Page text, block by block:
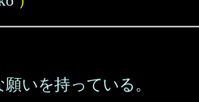
いを持っている。